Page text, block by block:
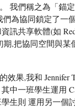
我們稱之為「錨
們為協同鎖定了一
訊共享軟體(如
期,把協同空間與某
果,我和 Jennifer
中一班學生運用
生則 運用另一個